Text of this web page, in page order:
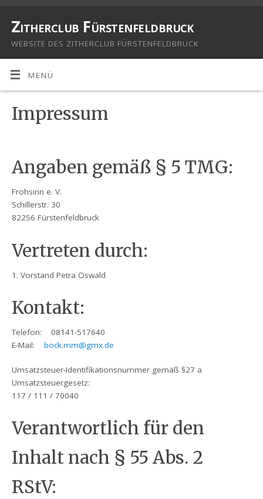
Zitherclub Fürstenfeldbruck
WEBSITE DES ZITHERCLUB FÜRSTENFELDBRUCK
MENÜ
Impressum
Angaben gemäß § 5 TMG:
Frohsinn e. V.
Schillerstr. 30
82256 Fürstenfeldbruck
Vertreten durch:
1. Vorstand Petra Oswald
Kontakt:
Telefon: 08141-517640
E-Mail:bock.mm@gmx.de
Umsatzsteuer-Identifikationsnummer gemäß §27 a
Umsatzsteuergesetz:
117 / 111 / 70040
Verantwortlich für den
Inhalt nach § 55 Abs. 2
RStV: